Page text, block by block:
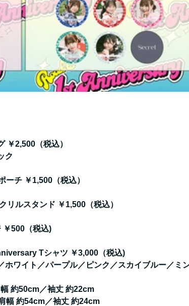
￥2,500（税込）
ク
ーチ ￥1,500（税込）
リルスタンド ￥1,500（税込）
￥500（税込)
Tシャツ ￥3,000（税込)
ホワイト／パープル／ピンク／スカイブルー／ミ
約50cm／袖丈 約22cm
幅 約54cm／袖丈 約24cm